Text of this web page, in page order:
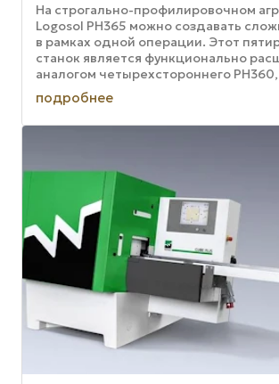
На строгально-профилировочном
Logosol PH365 можно создавать
в рамках одной операции. Этот
станок является функционально
аналогом четырехстороннего
оснастили уникальным пятым
подробнее